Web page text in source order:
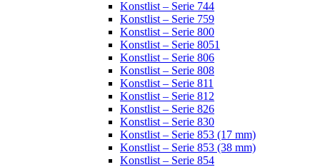
Konstlist – Serie 744
Konstlist – Serie 759
Konstlist – Serie 800
Konstlist – Serie 8051
Konstlist – Serie 806
Konstlist – Serie 808
Konstlist – Serie 811
Konstlist – Serie 812
Konstlist – Serie 826
Konstlist – Serie 830
Konstlist – Serie 853 (17 mm)
Konstlist – Serie 853 (38 mm)
Konstlist – Serie 854